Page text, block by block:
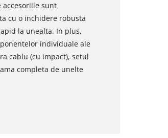
sunt
cu o inchidere robusta
la unealta. In plus,
individuale ale
cablu (cu impact), setul
completa de unelte